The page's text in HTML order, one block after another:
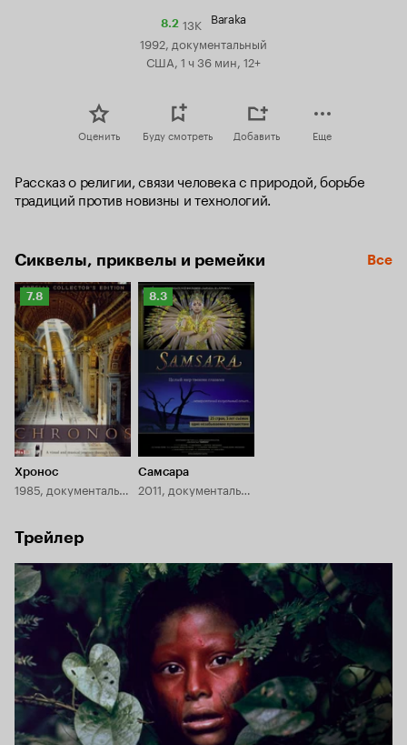
8.2Рейтинг
8.2
13K Baraka
1992, документальный
США, 1 ч 36 мин, 12+
Оценить Буду смотреть Добавить Еще
Рассказ о религии, связи человека с природой, борьбе
традиций против новизны и технологий.
Сиквелы, приквелы и ремейки Все
Рейтинг
Кинопоиска
7.8
7.8
Хронос
1985, документальный
Рейтинг
Кинопоиска
8.3
8.3
Самсара
2011, документальный
Трейлер